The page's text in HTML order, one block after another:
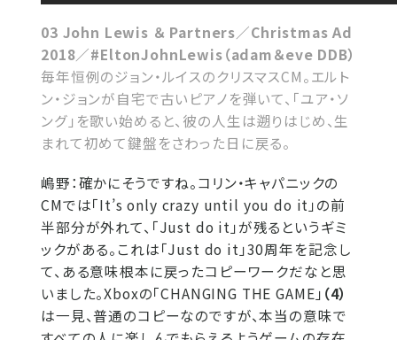
03 John Lewis ＆ Partners／Christmas Ad
2018／#EltonJohnLewis（adam＆eve DDB）
毎年恒例のジョン・ルイスのクリスマスCM。エルト
ン・ジョンが自宅で古いピアノを弾いて、「ユア・ソ
ング」を歌い始めると、彼の人生は遡りはじめ、生
まれて初めて鍵盤をさわった日に戻る。
嶋野：確かにそうですね。コリン・キャパニックの
CMでは「It’s only crazy until you do it」の前
半部分が外れて、「Just do it」が残るというギミ
ックがある。これは「Just do it」30周年を記念し
て、ある意味根本に戻ったコピーワークだなと思
いました。Xboxの「CHANGING THE GAME」 （4）
は一見、普通のコピーなのですが、本当の意味で